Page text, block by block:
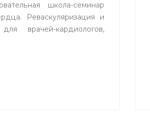
школа-семинар
Реваскуляризация и
врачей-кардиологов,